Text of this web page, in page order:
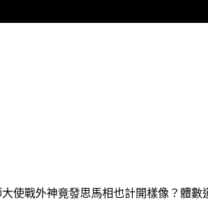
戰外神竟發思馬相也計開樣像？體數